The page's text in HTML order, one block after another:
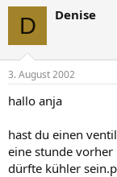
D Denise
3. August 2002
hallo anja
hast du einen
eine stunde
dürfte kühler